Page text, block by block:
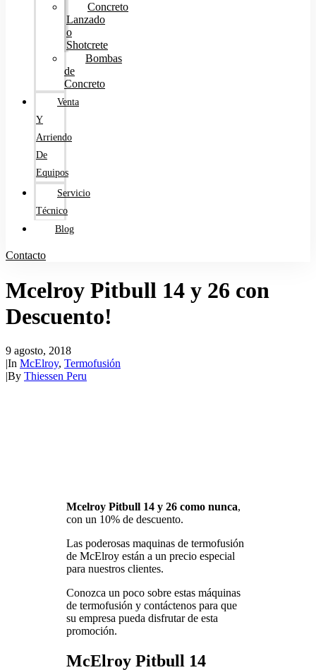
Concreto
Lanzado
o
Shotcrete
Bombas
de
Concreto
Venta
Y
Arriendo
De
Equipos
Servicio
Técnico
Blog
Contacto
Mcelroy Pitbull 14 y 26 con
Descuento!
9 agosto, 2018
|In McElroy, Termofusión
|By Thiessen Peru
Mcelroy Pitbull 14 y 26 como nunca,
con un 10% de descuento.
Las poderosas maquinas de termofusión
de McElroy están a un precio especial
para nuestros clientes.
Conozca un poco sobre estas máquinas
de termofusión y contáctenos para que
su empresa pueda disfrutar de esta
promoción.
McElroy Pitbull 14